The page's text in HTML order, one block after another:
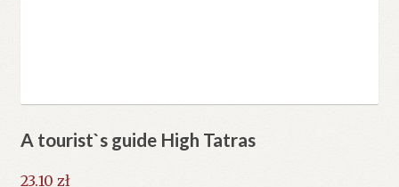
A tourist`s guide High Tatras
23.10 zł